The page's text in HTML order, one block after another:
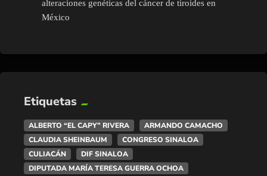
alteraciones genéticas del cáncer de tiroides en
México
Etiquetas
ALBERTO “EL CAPY” RIVERA
ARMANDO CAMACHO
CLAUDIA SHEINBAUM
CONGRESO SINALOA
CULIACÁN
DIF SINALOA
DIPUTADA MARÍA TERESA GUERRA OCHOA